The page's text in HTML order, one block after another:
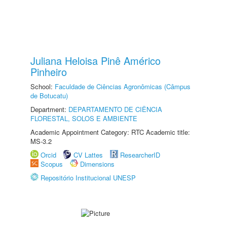
Juliana Heloisa Pinê Américo
Pinheiro
School: Faculdade de Ciências Agronômicas (Câmpus
de Botucatu)
Department: DEPARTAMENTO DE CIÊNCIA
FLORESTAL, SOLOS E AMBIENTE
Academic Appointment Category: RTC Academic title:
MS-3.2
Orcid
CV Lattes
ResearcherID
Scopus
Dimensions
Repositório Institucional UNESP